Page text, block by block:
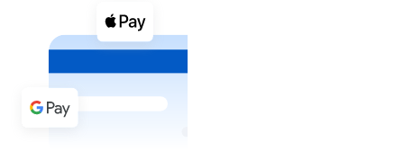
Coupons crypto
Achetez des cryptomonnaies en espèces et d'autres
Acheter avec espèces
Virement SEPA